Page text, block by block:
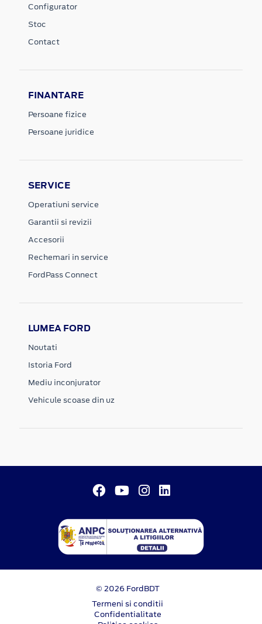
Configurator
Stoc
Contact
FINANTARE
Persoane fizice
Persoane juridice
SERVICE
Operatiuni service
Garantii si revizii
Accesorii
Rechemari in service
FordPass Connect
LUMEA FORD
Noutati
Istoria Ford
Mediu inconjurator
Vehicule scoase din uz
© 2026 FordBDT
Termeni si conditii
Confidentialitate